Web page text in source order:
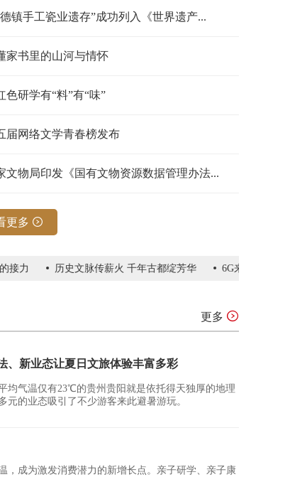
镇手工瓷业遗存”成功列入《世界遗产...
家书里的山河与情怀
色研学有“料”有“味”
届网络文学青春榜发布
文物局印发《国有文物资源数据管理办法...
更多
力 历史文脉传薪火 千年古都绽芳华 6G来了！跟5G最
更多
、新业态让夏日文旅体验丰富多彩
均气温仅有23℃的贵州贵阳就是依托得天独厚的地理
的业态吸引了不少游客来此避暑游玩。
，成为激发消费潜力的新增长点。亲子研学、亲子康